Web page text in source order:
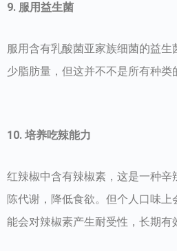
9. 服用益生菌
服用含有乳酸菌亚家族细菌的益
少脂肪量，但这并不不是所有种类
10. 培养吃辣能力
红辣椒中含有辣椒素，这是一种
陈代谢，降低食欲。但个人口味
能会对辣椒素产生耐受性，长期有